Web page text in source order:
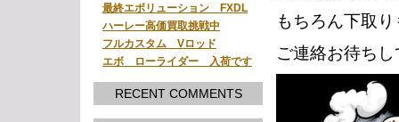
最終エボリューション FXDL
ハーレー高価買取挑戦中
フルカスタム Vロッド
エボ ローライダー 入荷です
RECENT COMMENTS
もちろん下取
ご連絡お待ち